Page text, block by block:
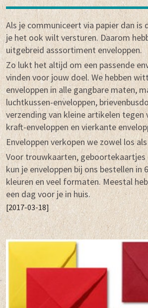
Als je communiceert via papier dan
je het ook wilt versturen. Daarom
uitgebreid asssortiment enveloppen.
Zo lukt het altijd om een passende
vinden voor jouw doel. We hebben
enveloppen in alle gangbare maten,
luchtkussen-enveloppen,
verzending van kleine artikelen
kraft-enveloppen en vierkante
Enveloppen verkopen we zowel los
Voor trouwkaarten, geboortekaartjes
kun je enveloppen bij ons bestellen in
kleuren en veel formaten. Meestal
een dag voor je in huis.
[2017-03-18]